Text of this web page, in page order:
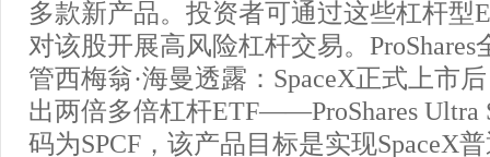
多款新产品。投资者可通过这些杠杆型
对该股开展高风险杠杆交易。
管西梅翁·海曼透露：SpaceX正式上市后
出两倍多倍杠杆ETF——ProShares Ultra
码为SPCF，该产品目标是实现SpaceX